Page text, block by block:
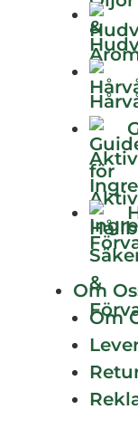
Om
Om
en komplex
Den har